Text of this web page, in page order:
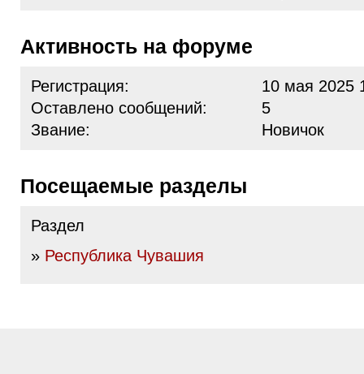
Активность на форуме
Регистрация:
10 мая 2025
Оставлено сообщений:
5
Звание:
Новичок
Посещаемые разделы
Раздел
» Республика Чувашия